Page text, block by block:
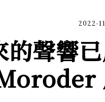
的聲響
2022-